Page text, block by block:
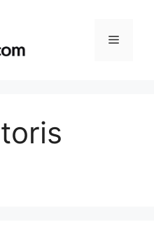
Menu